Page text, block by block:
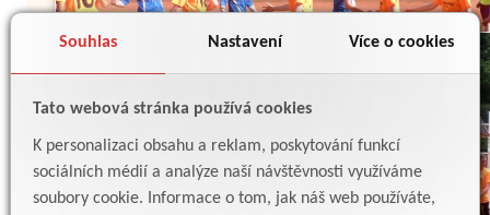
Souhlas Nastavení Více o cookies
Tato webová stránka používá cookies
K personalizaci obsahu a reklam, poskytování funkcí
sociálních médií a analýze naší návštěvnosti využíváme
soubory cookie. Informace o tom, jak náš web používáte,